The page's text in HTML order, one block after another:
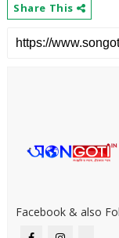
Share This
Facebook & also